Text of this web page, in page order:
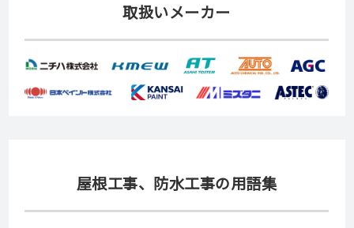
取扱いメーカー
屋根工事、防水工事の用語集